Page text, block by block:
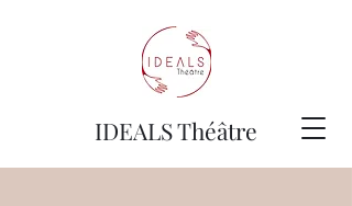
IDEALS Théâtre